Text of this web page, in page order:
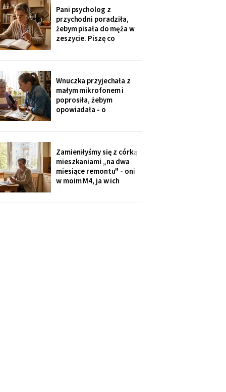
nie mówi, że mama coś
zrobiła źle". Zrobiło się
bardzo cicho.
Pani psycholog z
przychodni poradziła,
żebym pisała do męża w
zeszycie. Piszę co
sąsiadowi, który zawsze
mi pomaga - a nie synowi,
który nie przyjechał ani
do szpitala, ani na
rocznicę
Wnuczka przyjechała z
małym mikrofonem i
poprosiła, żebym
opowiadała - o
niedziele. Powiedziała,
że chce, żeby jej dzieci
kiedyś usłyszały mój głos.
Zamieniłyśmy się z córką
mieszkaniami „na dwa
miesiące remontu" - oni
w moim M4, ja w ich